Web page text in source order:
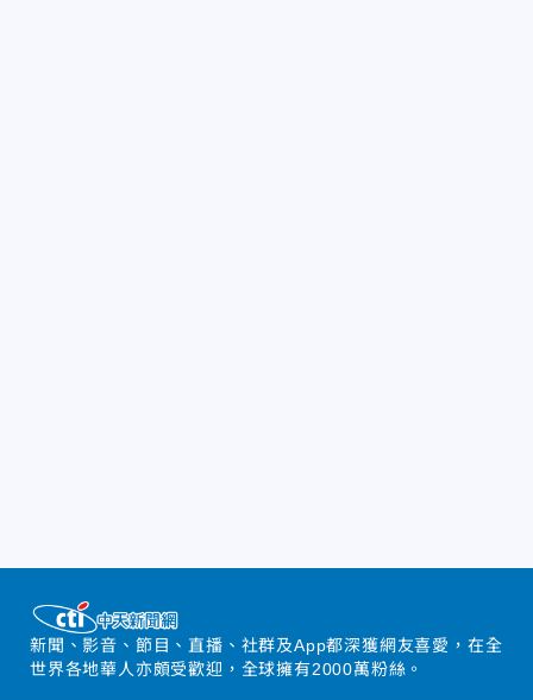
新聞、影音、節目、直播、社群及App都深獲網友喜愛，在全
世界各地華人亦頗受歡迎，全球擁有2000萬粉絲。